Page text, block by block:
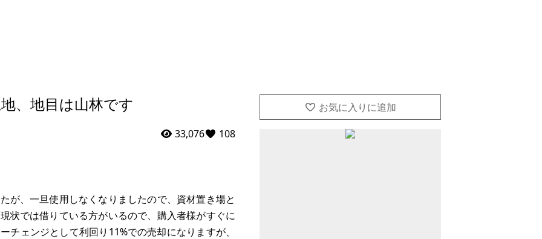
、地目は山林です
33,076 108
が、一旦使用しなくなりましたので、資材置き場と
状では借りている方がいるので、購入者様がすぐに
チェンジとして利回り11%での売却になりますが、